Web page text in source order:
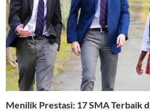
Menilik Prestasi: 17 SMA Terbaik